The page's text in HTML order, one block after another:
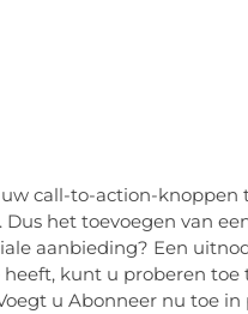
call-to-action-knoppen
het toevoegen van
aanbieding? Een
kunt u proberen toe
u Abonneer nu toe in